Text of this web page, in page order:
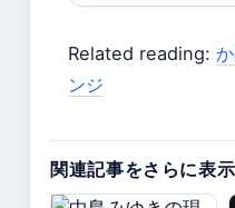
Related reading:
ンジ
関連記事をさらに表示